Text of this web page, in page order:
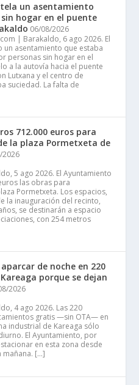
un asentamiento
hogar en el puente
06/08/2026
| Barakaldo, 6 ago 2026. El
asentamiento que estaba
personas sin hogar en el
a la autovía hacia el puente
Lutxana y el centro de
suciedad. La falta de
712.000 euros para
la plaza Pormetxeta de
2026
5 ago 2026. El Ayuntamiento
las obras para
Pormetxeta. Los espacios,
la inauguración del recinto,
se destinarán a espacio
con 254 metros
de noche en 220
porque se dejan
2026
4 ago 2026. Las 220
gratis —sin OTA— en
industrial de Kareaga sólo
El Ayuntamiento, por
en esta zona desde
mañana. […]